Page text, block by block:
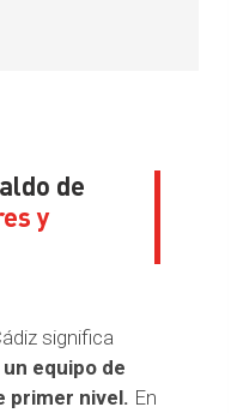
de
y
significa
un equipo de
primer nivel. En